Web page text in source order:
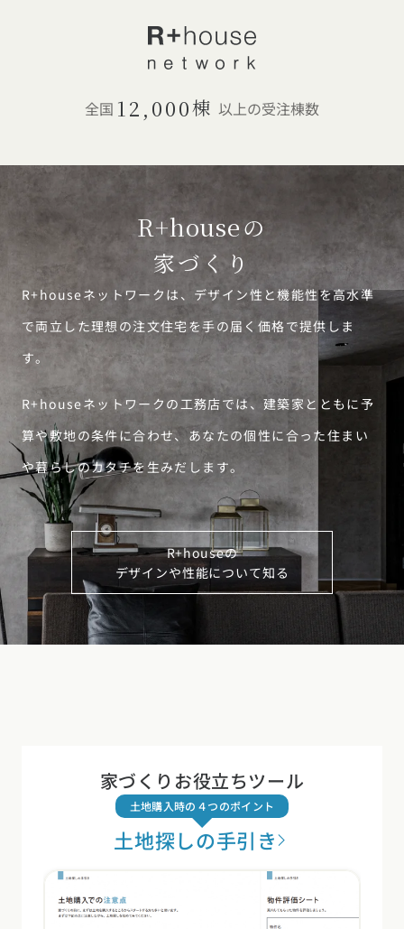
12,000 棟 以上の受注棟数
R+houseの
家づくり
R+houseネットワークは、デザイン性と機能性を高水準
で両立した理想の注文住宅を手の届く価格で提供しま
す。
R+houseネットワークの工務店では、建築家とともに予
算や敷地の条件に合わせ、あなたの個性に合った住まい
や暮らしのカタチを生みだします。
R+houseの
デザインや性能について知る
土地探しの手引き